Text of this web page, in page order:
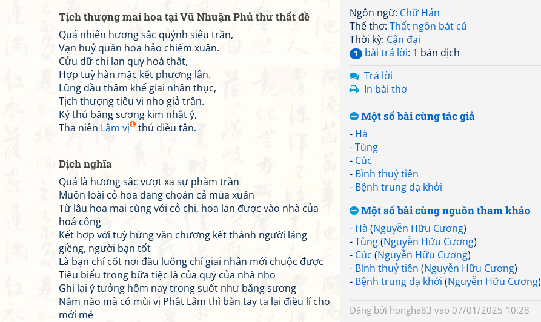
Ngôn ngữ: Chữ Hán
Thể thơ: Thất ngôn bát cú
Thời kỳ: Cận đại
1 bài trả lời: 1 bản dịch
Trả lời
In bài thơ
Một số bài cùng tác giả
- Hà
-Tùng
- Cúc
- Bình thuỷ tiên
- Bệnh trung dạ khởi
Một số bài cùng nguồn tham khảo
- Hà (Nguyễn Hữu Cương)
-Tùng(Nguyễn Hữu Cương)
- Cúc (Nguyễn Hữu Cương)
- Bình thuỷ tiên (Nguyễn Hữu Cương)
- Bệnh trung dạ khởi (Nguyễn Hữu Cương)
Đăng bởi hongha83 vào 07/01/2025 10:28
Tịch thượng mai hoa tại Vũ Nhuận Phủ thư thất đề
Quả nhiên hương sắc quýnh siêu trần,
Vạn huỷ quần hoa hảo chiếm xuân.
Cửu dữ chi lan quy hoá thất,
Hợp tuỳ hàn mặc kết phương lân.
Lũng đầu thâm khế giai nhân thục,
Tịch thượng tiêu vi nho giả trân.
Ký thủ băng sương kim nhật ý,
Tha niên Lâm vị thủ điều tân.
Dịch nghĩa
Quả là hương sắc vượt xa sự phàm trần
Muôn loài cỏ hoa đang choán cả mùa xuân
Từ lâu hoa mai cùng với cỏ chi, hoa lan được vào nhà của
hoá công
Kết hợp với tuỳ hứng văn chương kết thành người láng
giềng, người bạn tốt
Là bạn chí cốt nơi đầu luống chỉ giai nhân mới chuộc được
Tiêu biểu trong bữa tiệc là của quý của nhà nho
Ghi lại ý tưởng hôm nay trong suốt như băng sương
Năm nào mà có mùi vị Phật Lâm thì bàn tay ta lại điều lí cho
mới mẻ